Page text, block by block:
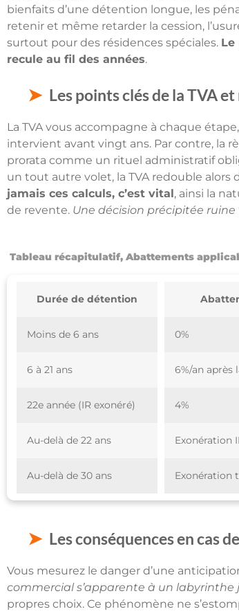
bienfaits d’une détention longue, les
retenir et même retarder la cession,
surtout pour des résidences spéciales. Le
recule au fil des années.
Les points clés de la TVA
La TVA vous accompagne à chaque
intervient avant vingt ans. Par contre, la
prorata comme un rituel administratif
un tout autre volet, la TVA redouble alors
jamais ces calculs, c’est vital , ainsi la
de revente. Une décision précipitée
Tableau récapitulatif, Abattements
Durée de détention
Moins de 6 ans 0%
6 à 21 ans 6%/an après
22e année (IR exonéré) 4%
Au-delà de 22 ans Exonération
Au-delà de 30 ans Exonération
Les conséquences en cas
Vous mesurez le danger d’une
commercial s’apparente à un labyrinthe
propres choix. Ce phénomène ne